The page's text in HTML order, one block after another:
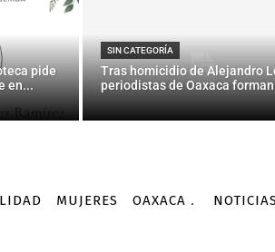
pide
en...
SIN CATEGORÍA
Tras homicidio de Alejandro
periodistas de Oaxaca
MUJERES OAXACA NOTICIAS
mi
AGENCIA INFORMATIVA CONACYT